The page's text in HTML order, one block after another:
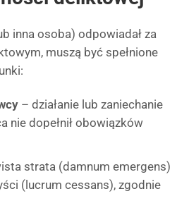
inna osoba) odpowiadał za
muszą być spełnione
– działanie lub zaniechanie
nie dopełnił obowiązków
strata (damnum emergens)
(lucrum cessans), zgodnie